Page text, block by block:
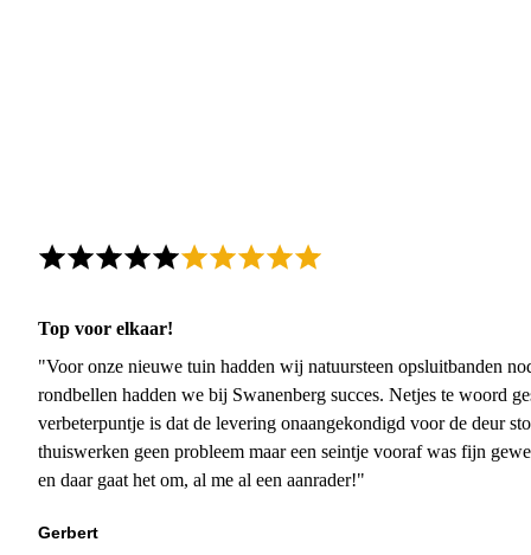
Top voor elkaar!
"Voor onze nieuwe tuin hadden wij natuursteen opsluitbanden
rondbellen hadden we bij Swanenberg succes. Netjes te woord
verbeterpuntje is dat de levering onaangekondigd voor de deur
thuiswerken geen probleem maar een seintje vooraf was fijn
en daar gaat het om, al me al een aanrader!"
Gerbert